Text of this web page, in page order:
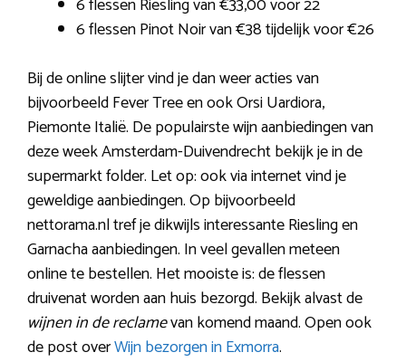
6 flessen Pinot Noir van €38 tijdelijk voor €26
Bij de online slijter vind je dan weer acties van
bijvoorbeeld Fever Tree en ook Orsi Uardiora,
Piemonte Italië. De populairste wijn aanbiedingen van
deze week Amsterdam-Duivendrecht bekijk je in de
supermarkt folder. Let op: ook via internet vind je
geweldige aanbiedingen. Op bijvoorbeeld
nettorama.nl tref je dikwijls interessante Riesling en
Garnacha aanbiedingen. In veel gevallen meteen
online te bestellen. Het mooiste is: de flessen
druivenat worden aan huis bezorgd. Bekijk alvast de
wijnen in de reclamevan komend maand. Open ook
de post overWijn bezorgen in Exmorra.